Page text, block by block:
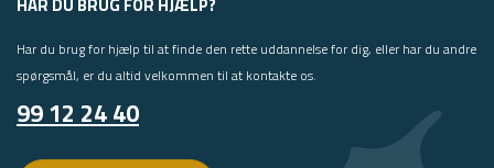
Har du brug for hjælp til at finde den rette uddannelse for dig, eller har du andre
spørgsmål, er du altid velkommen til at kontakte os.
99 12 24 40